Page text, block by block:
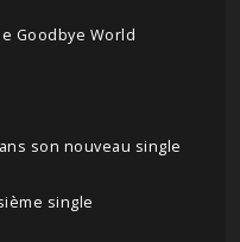
Goodbye World
son nouveau single
single